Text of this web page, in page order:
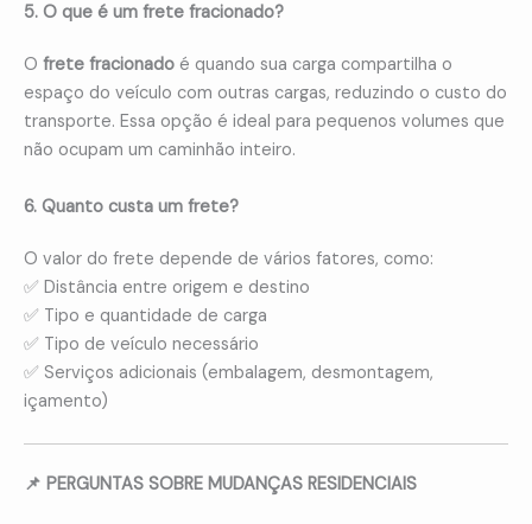
5. O que é um frete fracionado?
O frete fracionado é quando sua carga compartilha o
espaço do veículo com outras cargas, reduzindo o custo do
transporte. Essa opção é ideal para pequenos volumes que
não ocupam um caminhão inteiro.
6. Quanto custa um frete?
O valor do frete depende de vários fatores, como:
✅ Distância entre origem e destino
✅ Tipo e quantidade de carga
✅ Tipo de veículo necessário
✅ Serviços adicionais (embalagem, desmontagem,
içamento)
📌 PERGUNTAS SOBRE MUDANÇAS RESIDENCIAIS